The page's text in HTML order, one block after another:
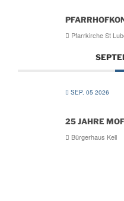
Pfarrkirche St
SEP. 05 2026
25 JAHRE
Bürgerhaus Kell